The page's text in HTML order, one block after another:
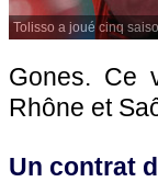
Tolisso a joué cinq
Gones. Ce
Rhône et
Un contrat